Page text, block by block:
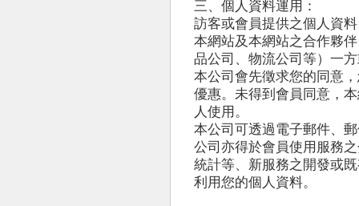
三、個人資料運用：
訪客或會員提供之個人資
本網站及本網站之合作夥
品公司、物流公司等）一
本公司會先徵求您的同意
優惠。未得到會員同意，
人使用。
本公司可透過電子郵件、
公司亦得於會員使用服務
統計等、新服務之開發或
利用您的個人資料。